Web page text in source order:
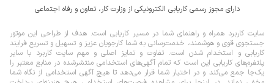
دارای مجوز رسمی کاریابی الکترونیکی از وزارت کار، تعاون و رفاه اجتماعی
سایت کاربرد همراه و راهنمای شما در مسیر کاریابی است. هدف از طراحی این موتور
جستجوی قوی و هوشمند، خدمت‌رسانی به شما کارجویان عزیز و تسهیل و تسریع فرایند
کاریابی و استخدام شدن است. تفاوت و تمایز اصلی و مهم سایت کاربرد با سایر
پلتفرم‌های کاریابی این است که تمام آگهی‌های استخدامی منتشرشده در منابع معتبر را
یک‌‌جا جمع می‌کند و در اختیار شما قرار می‌‌‌دهد تا هیچ آگهی استخدامی از نگاه شما